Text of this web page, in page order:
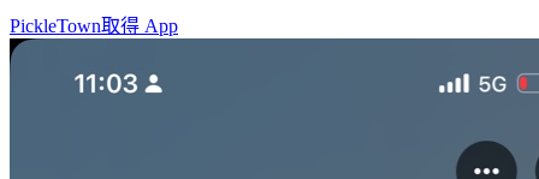
PickleTown取得 App